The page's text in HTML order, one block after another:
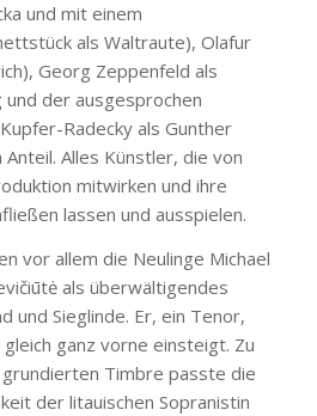
und mit einem
als Waltraute), Olafur
Georg Zeppenfeld als
der ausgesprochen
Radecky als Gunther
Alles Künstler, die von
mitwirken und ihre
lassen und ausspielen.
vor allem die Neulinge Michael
als überwältigendes
und Sieglinde. Er, ein Tenor,
ganz vorne einsteigt. Zu
Timbre passte die
der litauischen Sopranistin